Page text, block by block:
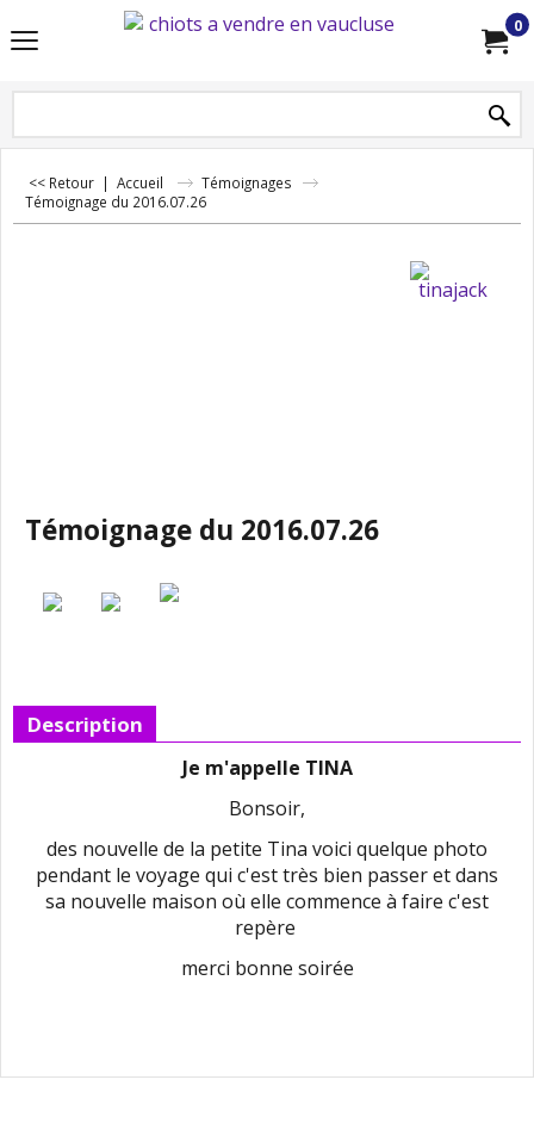
0
<< Retour | Accueil
Témoignages
Témoignage du 2016.07.26
Témoignage du 2016.07.26
Description
Je m'appelle TINA
Bonsoir,
des nouvelle de la petite Tina voici quelque photo
pendant le voyage qui c'est très bien passer et dans
sa nouvelle maison où elle commence à faire c'est
repère
merci bonne soirée